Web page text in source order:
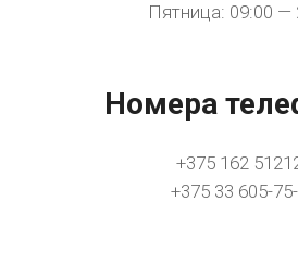
Пятница: 09:00 —
Номера
+375 162
+375 33 605-